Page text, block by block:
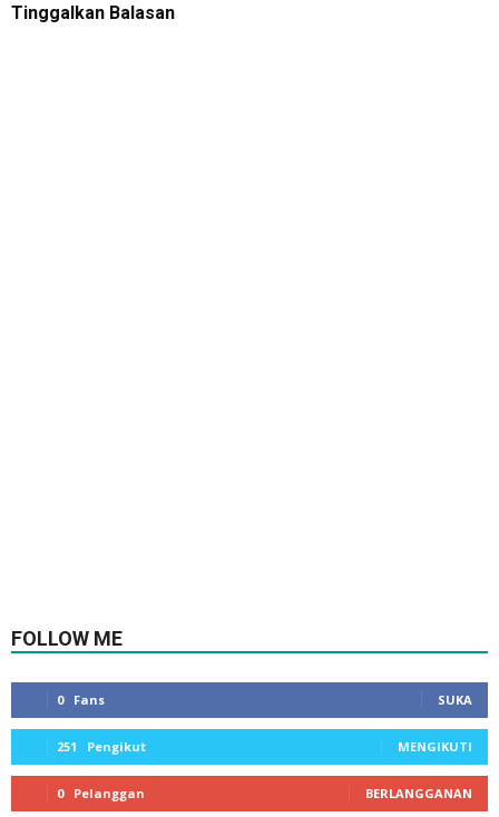
Tinggalkan Balasan
FOLLOW ME
0 Fans SUKA
251 Pengikut MENGIKUTI
0 Pelanggan BERLANGGANAN